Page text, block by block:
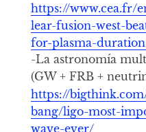
https://www.cea.fr/
lear-fusion-west-
for-plasma-
-La astronomía
(GW + FRB +
https://
bang/ligo-most-
wave-ever/